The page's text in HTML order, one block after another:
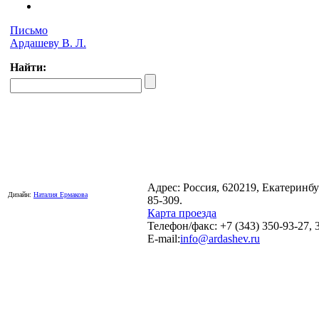
Письмо
Ардашеву В. Л.
Найти:
Дизайн: Наталия Ермакова
Адрес: Россия, 620219,
85-309.
Карта проезда
Телефон/факс: +7 (343) 350-93-27,
E-mail:info@ardashev.ru